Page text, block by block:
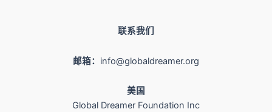
联系我们
邮箱： info@globaldreamer.org
美国
Global Dreamer Foundation Inc